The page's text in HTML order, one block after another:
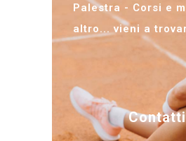
Palestra - Corsi e
altro... vieni a
Contatti